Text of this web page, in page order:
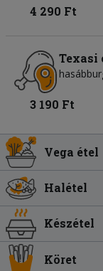
4 290 Ft
Texasi
3 190 Ft
Vega étel
Halétel
Készétel
Köret